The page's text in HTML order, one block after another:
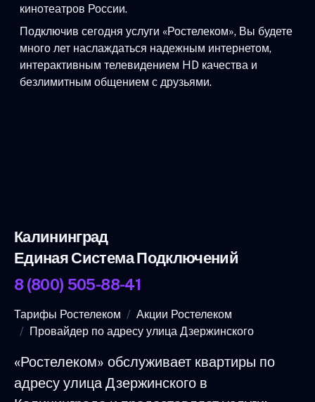
кинотеатров России.
Подключив сегодня услуги «Ростелеком», Вы будете
много лет наслаждаться надежным интернетом,
интерактивным телевидением HD качества и
безлимитным общением с друзьями.
Калининград
Единая Система Подключений
8 (800) 505-88-41
Тарифы Ростелеком
Акции Ростелеком
Провайдер по адресу улица Дзержинского
«Ростелеком» обслуживает квартиры по
адресу улица Дзержинского в